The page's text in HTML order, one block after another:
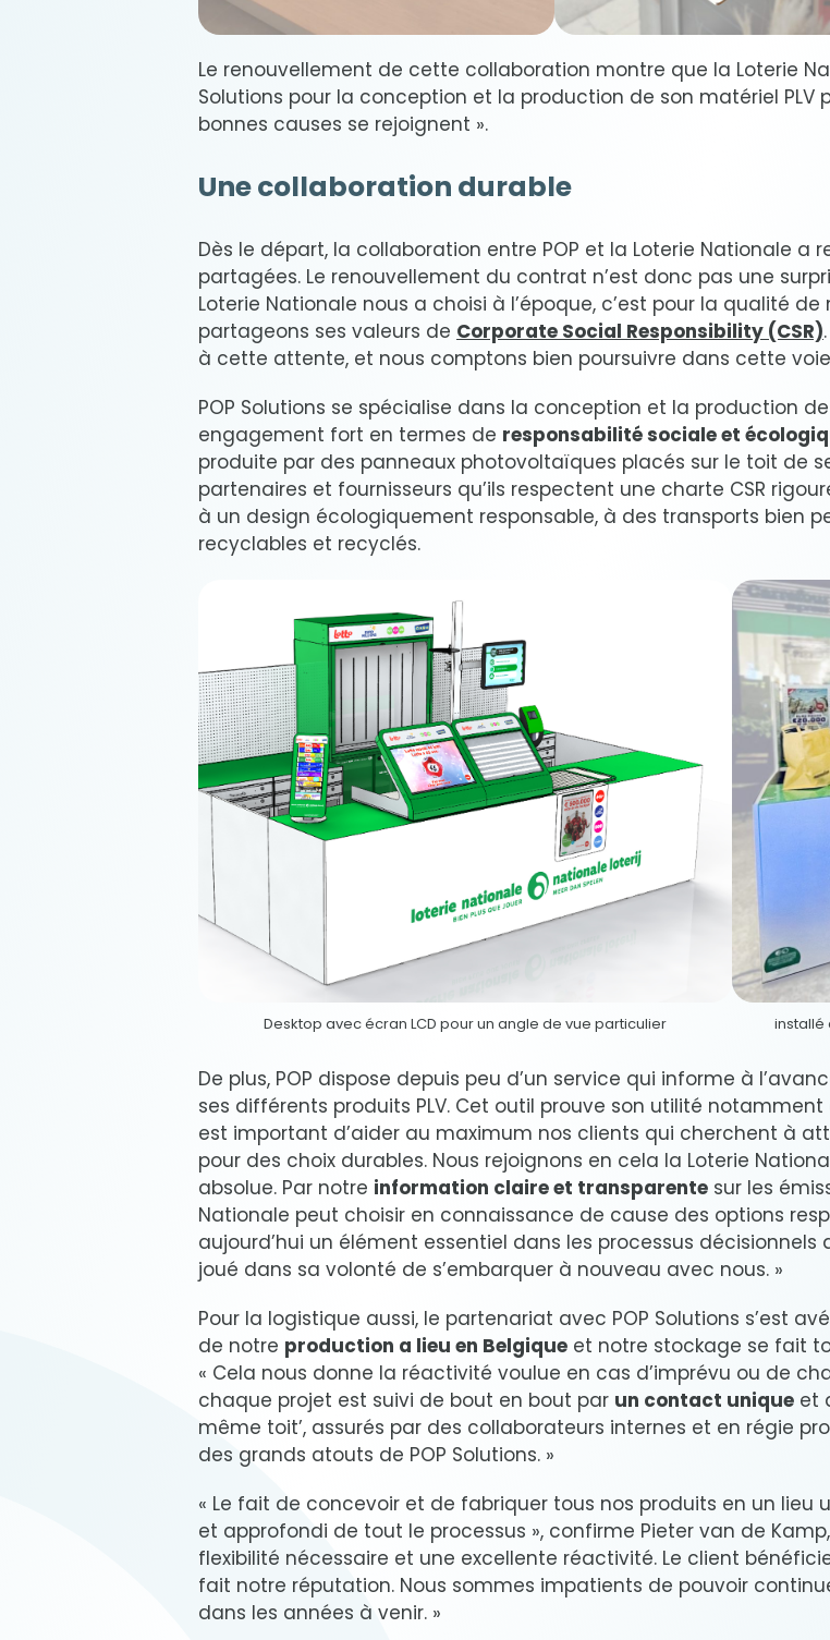
Le renouvellement de cette collaboration montre que la Loterie
Solutions pour la conception et la production de son matériel PLV
bonnes causes se rejoignent ».
Une collaboration durable
Dès le départ, la collaboration entre POP et la Loterie Nationale a
partagées. Le renouvellement du contrat n’est donc pas une
Loterie Nationale nous a choisi à l’époque, c’est pour la qualité
partageons ses valeurs de Corporate Social Responsibility (CSR)
à cette attente, et nous comptons bien poursuivre dans cette
POP Solutions se spécialise dans la conception et la production de
engagement fort en termes de responsabilité sociale et
produite par des panneaux photovoltaïques placés sur le toit de
partenaires et fournisseurs qu’ils respectent une charte CSR
à un design écologiquement responsable, à des transports bien
recyclables et recyclés.
Desktop avec écran LCD pour un angle de vue particulier installé
De plus, POP dispose depuis peu d’un service qui informe à
ses différents produits PLV. Cet outil prouve son utilité notamment
est important d’aider au maximum nos clients qui cherchent à
pour des choix durables. Nous rejoignons en cela la Loterie
absolue. Par notre information claire et transparente sur les
Nationale peut choisir en connaissance de cause des options
aujourd’hui un élément essentiel dans les processus
joué dans sa volonté de s’embarquer à nouveau avec nous. »
Pour la logistique aussi, le partenariat avec POP Solutions s’est
de notre production a lieu en Belgique et notre stockage se fait
« Cela nous donne la réactivité voulue en cas d’imprévu ou de
chaque projet est suivi de bout en bout par un contact unique et
même toit’, assurés par des collaborateurs internes et en régie
des grands atouts de POP Solutions. »
« Le fait de concevoir et de fabriquer tous nos produits en un
et approfondi de tout le processus », confirme Pieter van de
flexibilité nécessaire et une excellente réactivité. Le client
fait notre réputation. Nous sommes impatients de pouvoir
dans les années à venir. »